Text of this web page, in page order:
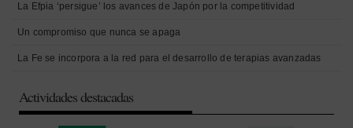
La Efpia ‘persigue’ los avances de Japón por la competitividad
Un compromiso que nunca se apaga
La Fe se incorpora a la red para el desarrollo de terapias avanzadas
Actividades destacadas